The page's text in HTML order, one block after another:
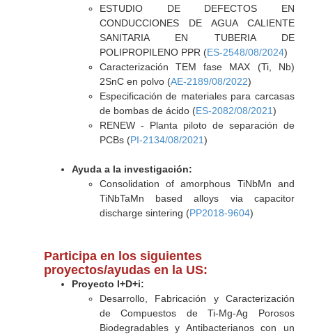
ESTUDIO DE DEFECTOS EN
CONDUCCIONES DE AGUA CALIENTE
SANITARIA EN TUBERIA DE
POLIPROPILENO PPR (ES-2548/08/2024)
Caracterización TEM fase MAX (Ti, Nb)
2SnC en polvo (AE-2189/08/2022)
Especificación de materiales para carcasas
de bombas de ácido (ES-2082/08/2021)
RENEW - Planta piloto de separación de
PCBs (PI-2134/08/2021)
Ayuda a la investigación:
Consolidation of amorphous TiNbMn and
TiNbTaMn based alloys via capacitor
discharge sintering (PP2018-9604)
Participa en los siguientes
proyectos/ayudas en la US:
Proyecto I+D+i:
Desarrollo, Fabricación y Caracterización
de Compuestos de Ti-Mg-Ag Porosos
Biodegradables y Antibacterianos con un